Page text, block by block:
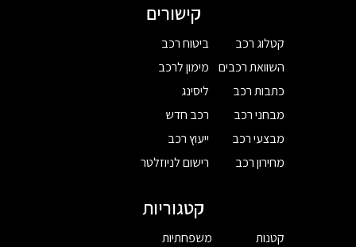
קישורים
קטלוג רכב
השוואת רכבים
כתבות רכב
מבחני רכב
מבצעי רכב
מחירון רכב
ביטוח רכב
מימון לרכב
ליסינג
רכב חדש
ייעוץ רכב
רישום לניוזלטר
קטגוריות
קטנות
משפחתיות